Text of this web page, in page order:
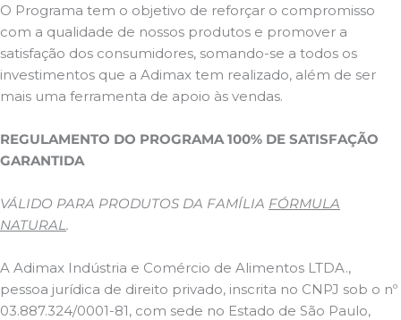
O Programa tem o objetivo de reforçar o compromisso
com a qualidade de nossos produtos e promover a
satisfação dos consumidores, somando-se a todos os
investimentos que a Adimax tem realizado, além de ser
mais uma ferramenta de apoio às vendas.
REGULAMENTO DO PROGRAMA 100% DE SATISFAÇÃO
GARANTIDA
VÁLIDO PARA PRODUTOS DA FAMÍLIA FÓRMULA
NATURAL .
A Adimax Indústria e Comércio de Alimentos LTDA.,
pessoa jurídica de direito privado, inscrita no CNPJ sob o nº
03.887.324/0001-81, com sede no Estado de São Paulo,